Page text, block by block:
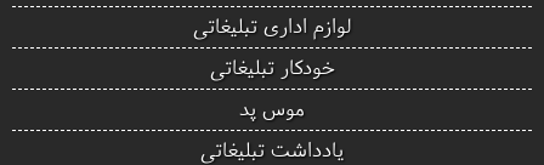
لوازم اداری تبلیغاتی
خودکار تبلیغاتی
موس پد
یادداشت تبلیغاتی